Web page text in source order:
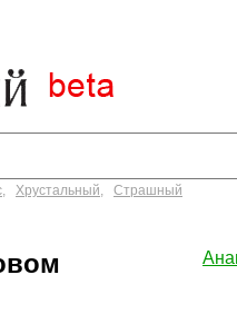
, Хрустальный, Страшный